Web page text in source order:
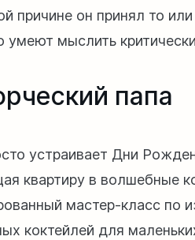
причине он принял то
умеют мыслить
папа
устраивает Дни
квартиру в волшебные
мастер-класс по
коктейлей для